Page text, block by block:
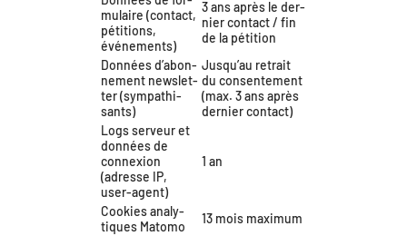
mu­laire (contact,
péti­tions,
événements)
3 ans après le der­
nier contact / fin
de la pétition
Données d’a­bon­
ne­ment news­let­
ter (sym­pa­thi­
sants)
Jusqu’au retrait
du consen­te­ment
(max. 3 ans après
der­nier contact)
Logs ser­veur et
don­nées de
connexion
(adresse IP,
user-agent)
1 an
Cookies ana­ly­
tiques Matomo
13 mois maximum